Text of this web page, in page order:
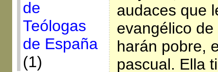
de
Teólogas
de España
(1)
audaces que
evangélico
harán pobre,
pascual. Ella